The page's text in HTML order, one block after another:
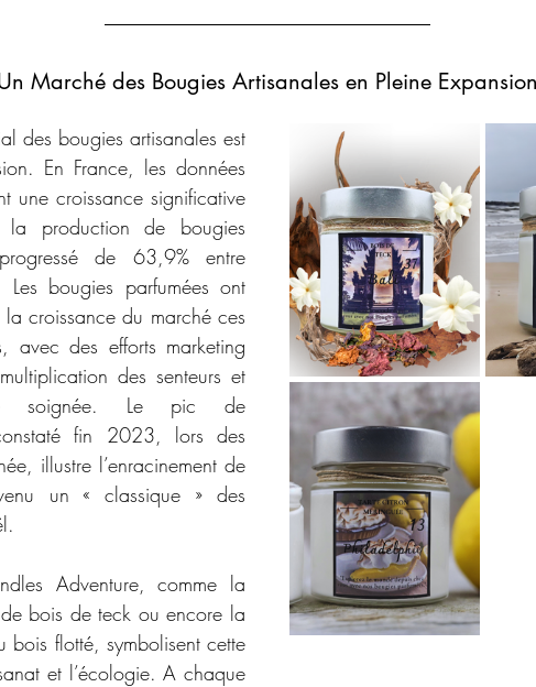
Marché des Bougies Artisanales en Pleine
des bougies artisanales est
En France, les données
une croissance significative
production de bougies
de 63,9% entre
bougies parfumées ont
la croissance du marché ces
avec des efforts marketing
des senteurs et
soignée. Le pic de
fin 2023, lors des
illustre l’enracinement de
un « classique » des
Adventure, comme la
bois de teck ou encore la
bois flotté, symbolisent cette
et l’écologie. A chaque